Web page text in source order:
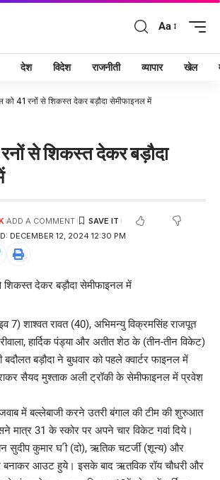
Aa
देश विदेश राजनीती व्यापार खेल
को 41 रनों से शिकस्त देकर बड़ौदा सेमीफाइनल में
से शिकस्त देकर बड़ौदा
DECEMBER 12, 2024 12:30 PM
ADD A COMMENT
7) शाश्वत रावत (40), अभिमन्‍यु विक्रमसिंह राजपूत
हार्दिक पंड्या और अतीत शेठ के (तीन-तीन विकेट)
बदौलत बड़ौदा ने बुधवार को पहले क्वार्टर फाइनल में
सैयद मुश्ताक अली ट्रॉकी के सेमीफाइनल में प्रवेश
में बल्लेबाजी करने उतरी बंगाल की टीम की शुरुआत
मात्र 31 के स्कोर पर अपने चार विकेट गवां दिये।
सुदीप कुमार घ ी (दो), ऋतिक चटर्जी (शून्य) और
बनाकर आउट हुये। इसके बाद ऋतविक रॉय चौधरी और